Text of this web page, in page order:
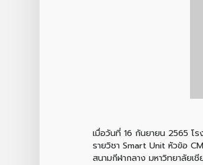
เมื่อวันที่ 16 กันยายน 2565 โ
รายวิชา Smart Unit หัวข้อ
สนามกีฬากลาง มหาวิทยาลัยเชี